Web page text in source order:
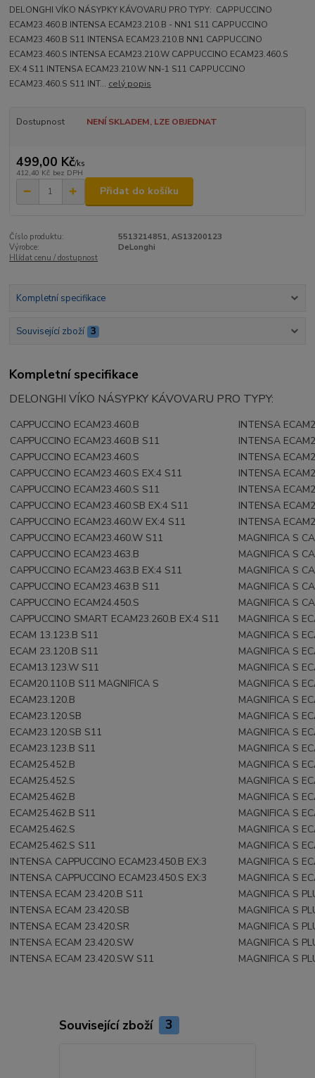
DELONGHI VÍKO NÁSYPKY KÁVOVARU PRO TYPY: CAPPUCCINO
ECAM23.460.B INTENSA ECAM23.210.B - NN1 S11 CAPPUCCINO
ECAM23.460.B S11 INTENSA ECAM23.210.B NN1 CAPPUCCINO
ECAM23.460.S INTENSA ECAM23.210.W CAPPUCCINO ECAM23.460.S
EX:4 S11 INTENSA ECAM23.210.W NN-1 S11 CAPPUCCINO
ECAM23.460.S S11 INT... celý popis
Dostupnost NENÍ SKLADEM, LZE OBJEDNAT
499,00 Kč/ks
412,40 Kč bez DPH
Přidat do košíku
Číslo produktu:
5513214851, AS13200123
Výrobce:
DeLonghi
Hlídat cenu / dostupnost
Kompletní specifikace
Související zboží 3
Kompletní specifikace
DELONGHI VÍKO NÁSYPKY KÁVOVARU PRO TYPY:
CAPPUCCINO ECAM23.460.B
INTENSA
CAPPUCCINO ECAM23.460.B S11
INTENSA
CAPPUCCINO ECAM23.460.S
INTENSA
CAPPUCCINO ECAM23.460.S EX:4 S11
INTENSA
CAPPUCCINO ECAM23.460.S S11
INTENSA
CAPPUCCINO ECAM23.460.SB EX:4 S11
INTENSA
CAPPUCCINO ECAM23.460.W EX:4 S11
INTENSA
CAPPUCCINO ECAM23.460.W S11
MAGNIFICA S
CAPPUCCINO ECAM23.463.B
MAGNIFICA S
CAPPUCCINO ECAM23.463.B EX:4 S11
MAGNIFICA S
CAPPUCCINO ECAM23.463.B S11
MAGNIFICA S
CAPPUCCINO ECAM24.450.S
MAGNIFICA S
CAPPUCCINO SMART ECAM23.260.B EX:4 S11
MAGNIFICA S
ECAM 13.123.B S11
MAGNIFICA S
ECAM 23.120.B S11
MAGNIFICA S
ECAM13.123.W S11
MAGNIFICA S
ECAM20.110.B S11 MAGNIFICA S
MAGNIFICA S
ECAM23.120.B
MAGNIFICA S
ECAM23.120.SB
MAGNIFICA S
ECAM23.120.SB S11
MAGNIFICA S
ECAM23.123.B S11
MAGNIFICA S
ECAM25.452.B
MAGNIFICA S
ECAM25.452.S
MAGNIFICA S
ECAM25.462.B
MAGNIFICA S
ECAM25.462.B S11
MAGNIFICA S
ECAM25.462.S
MAGNIFICA S
ECAM25.462.S S11
MAGNIFICA S
INTENSA CAPPUCCINO ECAM23.450.B EX:3
MAGNIFICA S
INTENSA CAPPUCCINO ECAM23.450.S EX:3
MAGNIFICA S
INTENSA ECAM 23.420.B S11
MAGNIFICA S
INTENSA ECAM 23.420.SB
MAGNIFICA S
INTENSA ECAM 23.420.SR
MAGNIFICA S
INTENSA ECAM 23.420.SW
MAGNIFICA S
INTENSA ECAM 23.420.SW S11
MAGNIFICA S
Související zboží 3